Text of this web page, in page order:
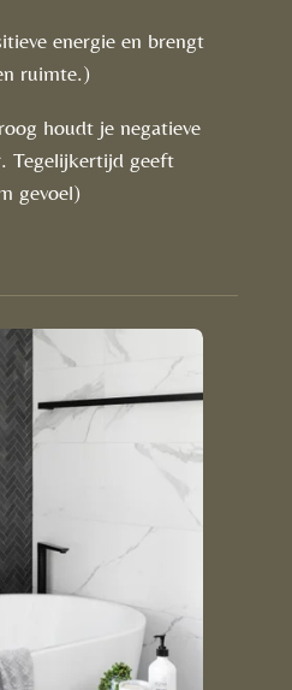
energie en brengt
ruimte.)
houdt je negatieve
Tegelijkertijd geeft
gevoel)